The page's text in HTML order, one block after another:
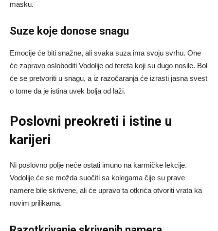
masku.
Suze koje donose snagu
Emocije će biti snažne, ali svaka suza ima svoju svrhu. One
će zapravo osloboditi Vodolije od tereta koji su dugo nosile. Bol
će se pretvoriti u snagu, a iz razočaranja će izrasti jasna svest
o tome da je istina uvek bolja od laži.
Poslovni preokreti i istine u
karijeri
Ni poslovno polje neće ostati imuno na karmičke lekcije.
Vodolije će se možda suočiti sa kolegama čije su prave
namere bile skrivene, ali će upravo ta otkrića otvoriti vrata ka
novim prilikama.